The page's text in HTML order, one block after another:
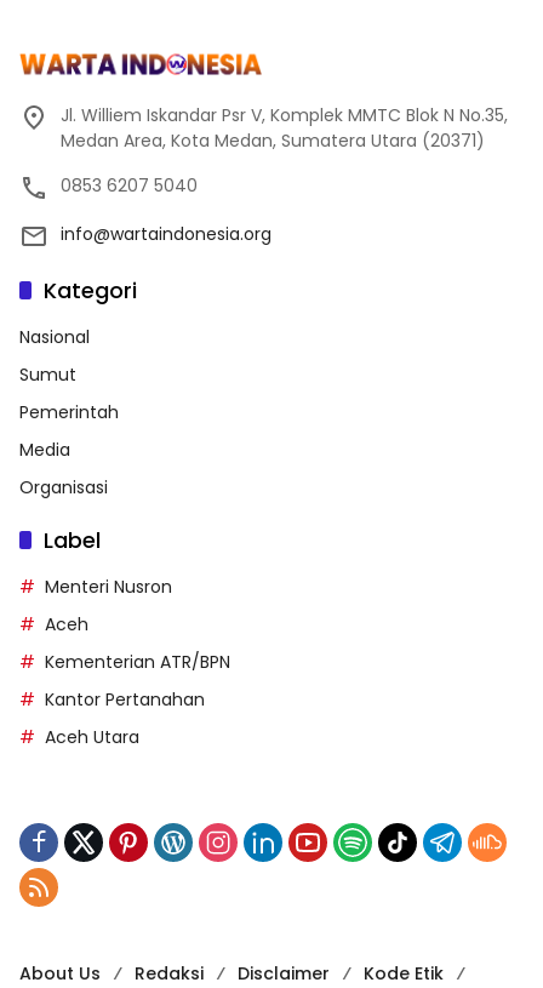
Jl. Williem Iskandar Psr V, Komplek MMTC Blok N No.35,
Medan Area, Kota Medan, Sumatera Utara (20371)
0853 6207 5040
info@wartaindonesia.org
Kategori
Nasional
Sumut
Pemerintah
Media
Organisasi
Label
Menteri Nusron
Aceh
Kementerian ATR/BPN
Kantor Pertanahan
Aceh Utara
About Us Redaksi Disclaimer Kode Etik